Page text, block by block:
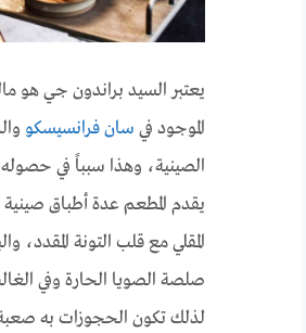
يعتبر السيد براندون جي هو
الموجود في سان فرانسيسكو
الصينية، وهذا سبباً في
يقدم المطعم عدة أطباق صينية
المقلي مع قلب التونة المقدد،
صلصة الصويا الحارة وفي
لذلك تكون الحجوزات به